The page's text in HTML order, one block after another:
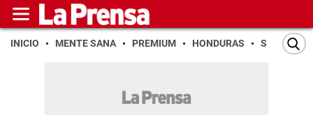
INICIO MENTE SANA PREMIUM HONDURAS SAN PEDRO